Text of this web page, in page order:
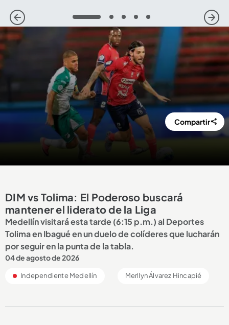
1 2 3 4 5
Compartir
DIM vs Tolima: El Poderoso buscará
mantener el liderato de la Liga
Medellín visitará esta tarde (6:15 p.m.) al Deportes
Tolima en Ibagué en un duelo de colíderes que lucharán
por seguir en la punta de la tabla.
04 de agosto de 2026
Independiente Medellín Merllyn Álvarez Hincapié